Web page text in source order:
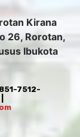
Kirana
26, Rorotan,
Ibukota
7512-